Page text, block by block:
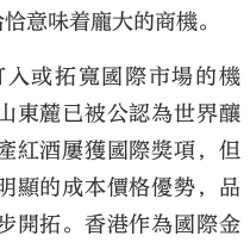
意味着龐大的商機。
或拓寬國際市場的機
東麓已被公認為世界釀
紅酒屢獲國際獎項，但
顯的成本價格優勢，品
開拓。香港作為國際金